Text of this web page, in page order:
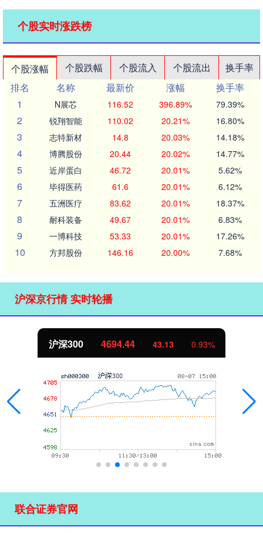
个股实时涨跌榜
个股涨幅 个股跌幅 个股流入 个股流出
换手率
排名
名称 最新价 涨幅
换手率
1
N展芯 116.52 396.89% 79.39%
2 锐翔智能 110.02 20.21% 16.80%
3 志特新材 14.8 20.03% 14.18%
4 博腾股份 20.44 20.02% 14.77%
5 近岸蛋白 46.72 20.01% 5.62%
6 毕得医药 61.6 20.01% 6.12%
7 五洲医疗 83.62 20.01% 18.37%
8 耐科装备 49.67 20.01% 6.83%
9 一博科技 53.33 20.01% 17.26%
10 方邦股份 146.16 20.00% 7.68%
沪深京行情 实时轮播
沪深300 4694.44 43.13 0.93%
联合证券官网